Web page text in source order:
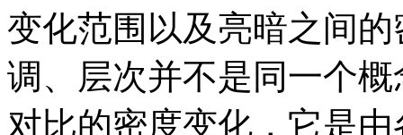
变化范围以及亮暗之间
调、层次并不是同一个
对比的密度变化，它是